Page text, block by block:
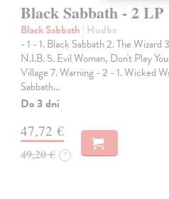
Black Sabbath - 2 LP
Black Sabbath | Hudba
- 1 - 1. Black Sabbath 2. The
N.I.B. 5. Evil Woman, Don't Play
Village 7. Warning - 2 - 1. Wicked
Sabbath…
Do 3 dní
47,72 €
49,20 € ?